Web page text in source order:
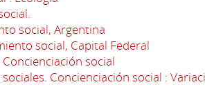
social, Argentina
social, Capital Federal
social
Concienciación social :